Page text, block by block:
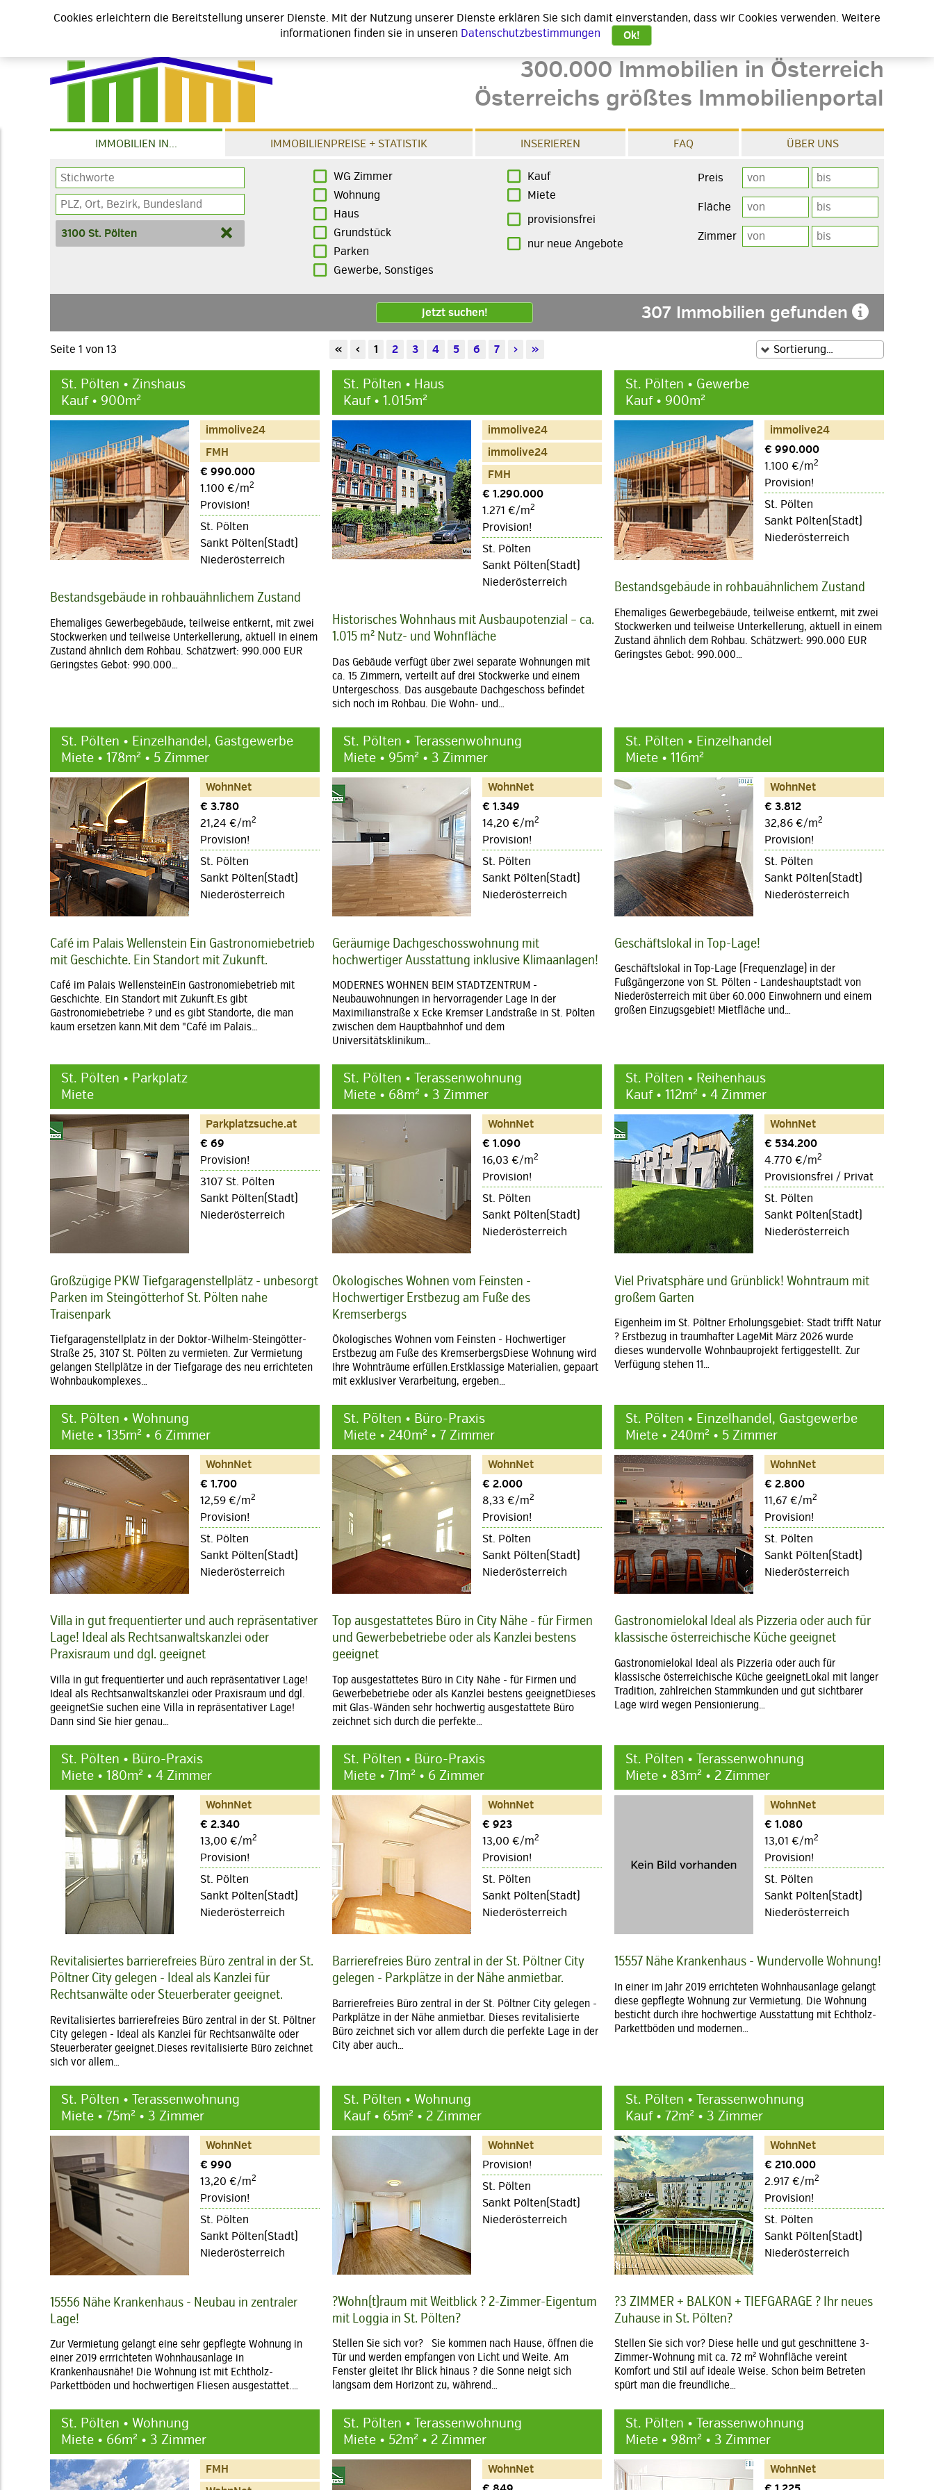
300.000 Immobilien in Österreich
Österreichs größtes Immobilienportal
IMMOBILIEN IN... IMMOBILIENPREISE + STATISTIK INSERIEREN FAQ ÜBER UNS
3100 St. Pölten
WG Zimmer
Wohnung
Haus
Grundstück
Parken
Gewerbe, Sonstiges
Kauf
Miete
provisionsfrei
nur neue Angebote
Preis
Fläche
Zimmer
Jetzt suchen! 307 Immobilien gefunden
Seite 1 von 13 « ‹ 1 2 3 4 5 6 7 › »
St. Pölten • Zinshaus
Kauf • 900m²
immolive24
FMH
€ 990.000
1.100 €/m2
Provision!
St. Pölten
Sankt Pölten(Stadt)
Niederösterreich
Bestandsgebäude in rohbauähnlichem Zustand
Ehemaliges Gewerbegebäude, teilweise entkernt, mit zwei
Stockwerken und teilweise Unterkellerung, aktuell in einem
Zustand ähnlich dem Rohbau. Schätzwert: 990.000 EUR
Geringstes Gebot: 990.000…
St. Pölten • Haus
Kauf • 1.015m²
immolive24
immolive24
FMH
€ 1.290.000
1.271 €/m2
Provision!
St. Pölten
Sankt Pölten(Stadt)
Niederösterreich
Historisches Wohnhaus mit Ausbaupotenzial – ca.
1.015 m² Nutz- und Wohnfläche
Das Gebäude verfügt über zwei separate Wohnungen mit
ca. 15 Zimmern, verteilt auf drei Stockwerke und einem
Untergeschoss. Das ausgebaute Dachgeschoss befindet
sich noch im Rohbau. Die Wohn- und…
St. Pölten • Gewerbe
Kauf • 900m²
immolive24
€ 990.000
1.100 €/m2
Provision!
St. Pölten
Sankt Pölten(Stadt)
Niederösterreich
Bestandsgebäude in rohbauähnlichem Zustand
Ehemaliges Gewerbegebäude, teilweise entkernt, mit zwei
Stockwerken und teilweise Unterkellerung, aktuell in einem
Zustand ähnlich dem Rohbau. Schätzwert: 990.000 EUR
Geringstes Gebot: 990.000…
St. Pölten • Einzelhandel, Gastgewerbe
Miete • 178m² • 5 Zimmer
WohnNet
€ 3.780
21,24 €/m2
Provision!
St. Pölten
Sankt Pölten(Stadt)
Niederösterreich
Café im Palais Wellenstein Ein Gastronomiebetrieb
mit Geschichte. Ein Standort mit Zukunft.
Café im Palais WellensteinEin Gastronomiebetrieb mit
Geschichte. Ein Standort mit Zukunft.Es gibt
Gastronomiebetriebe ? und es gibt Standorte, die man
kaum ersetzen kann.Mit dem "Café im Palais…
St. Pölten • Terassenwohnung
Miete • 95m² • 3 Zimmer
WohnNet
€ 1.349
14,20 €/m2
Provision!
St. Pölten
Sankt Pölten(Stadt)
Niederösterreich
Geräumige Dachgeschosswohnung mit
hochwertiger Ausstattung inklusive Klimaanlagen!
MODERNES WOHNEN BEIM STADTZENTRUM -
Neubauwohnungen in hervorragender Lage In der
Maximilianstraße x Ecke Kremser Landstraße in St. Pölten
zwischen dem Hauptbahnhof und dem
Universitätsklinikum…
St. Pölten • Einzelhandel
Miete • 116m²
WohnNet
€ 3.812
32,86 €/m2
Provision!
St. Pölten
Sankt Pölten(Stadt)
Niederösterreich
Geschäftslokal in Top-Lage!
Geschäftslokal in Top-Lage (Frequenzlage) in der
Fußgängerzone von St. Pölten - Landeshauptstadt von
Niederösterreich mit über 60.000 Einwohnern und einem
großen Einzugsgebiet! Mietfläche und…
St. Pölten • Parkplatz
Miete
Parkplatzsuche.at
€ 69
Provision!
3107 St. Pölten
Sankt Pölten(Stadt)
Niederösterreich
Großzügige PKW Tiefgaragenstellplätz - unbesorgt
Parken im Steingötterhof St. Pölten nahe
Traisenpark
Tiefgaragenstellplatz in der Doktor-Wilhelm-Steingötter-
Straße 25, 3107 St. Pölten zu vermieten. Zur Vermietung
gelangen Stellplätze in der Tiefgarage des neu errichteten
Wohnbaukomplexes…
St. Pölten • Terassenwohnung
Miete • 68m² • 3 Zimmer
WohnNet
€ 1.090
16,03 €/m2
Provision!
St. Pölten
Sankt Pölten(Stadt)
Niederösterreich
Ökologisches Wohnen vom Feinsten -
Hochwertiger Erstbezug am Fuße des
Kremserbergs
Ökologisches Wohnen vom Feinsten - Hochwertiger
Erstbezug am Fuße des KremserbergsDiese Wohnung wird
Ihre Wohnträume erfüllen.Erstklassige Materialien, gepaart
mit exklusiver Verarbeitung, ergeben…
St. Pölten • Reihenhaus
Kauf • 112m² • 4 Zimmer
WohnNet
€ 534.200
4.770 €/m2
Provisionsfrei / Privat
St. Pölten
Sankt Pölten(Stadt)
Niederösterreich
Viel Privatsphäre und Grünblick! Wohntraum mit
großem Garten
Eigenheim im St. Pöltner Erholungsgebiet: Stadt trifft Natur
? Erstbezug in traumhafter LageMit März 2026 wurde
dieses wundervolle Wohnbauprojekt fertiggestellt. Zur
Verfügung stehen 11…
St. Pölten • Wohnung
Miete • 135m² • 6 Zimmer
WohnNet
€ 1.700
12,59 €/m2
Provision!
St. Pölten
Sankt Pölten(Stadt)
Niederösterreich
Villa in gut frequentierter und auch repräsentativer
Lage! Ideal als Rechtsanwaltskanzlei oder
Praxisraum und dgl. geeignet
Villa in gut frequentierter und auch repräsentativer Lage!
Ideal als Rechtsanwaltskanzlei oder Praxisraum und dgl.
geeignetSie suchen eine Villa in repräsentativer Lage!
Dann sind Sie hier genau…
St. Pölten • Büro-Praxis
Miete • 240m² • 7 Zimmer
WohnNet
€ 2.000
8,33 €/m2
Provision!
St. Pölten
Sankt Pölten(Stadt)
Niederösterreich
Top ausgestattetes Büro in City Nähe - für Firmen
und Gewerbebetriebe oder als Kanzlei bestens
geeignet
Top ausgestattetes Büro in City Nähe - für Firmen und
Gewerbebetriebe oder als Kanzlei bestens geeignetDieses
mit Glas-Wänden sehr hochwertig ausgestattete Büro
zeichnet sich durch die perfekte…
St. Pölten • Einzelhandel, Gastgewerbe
Miete • 240m² • 5 Zimmer
WohnNet
€ 2.800
11,67 €/m2
Provision!
St. Pölten
Sankt Pölten(Stadt)
Niederösterreich
Gastronomielokal Ideal als Pizzeria oder auch für
klassische österreichische Küche geeignet
Gastronomielokal Ideal als Pizzeria oder auch für
klassische österreichische Küche geeignetLokal mit langer
Tradition, zahlreichen Stammkunden und gut sichtbarer
Lage wird wegen Pensionierung…
St. Pölten • Büro-Praxis
Miete • 180m² • 4 Zimmer
WohnNet
€ 2.340
13,00 €/m2
Provision!
St. Pölten
Sankt Pölten(Stadt)
Niederösterreich
Revitalisiertes barrierefreies Büro zentral in der St.
Pöltner City gelegen - Ideal als Kanzlei für
Rechtsanwälte oder Steuerberater geeignet.
Revitalisiertes barrierefreies Büro zentral in der St. Pöltner
City gelegen - Ideal als Kanzlei für Rechtsanwälte oder
Steuerberater geeignet.Dieses revitalisierte Büro zeichnet
sich vor allem…
St. Pölten • Büro-Praxis
Miete • 71m² • 6 Zimmer
WohnNet
€ 923
13,00 €/m2
Provision!
St. Pölten
Sankt Pölten(Stadt)
Niederösterreich
Barrierefreies Büro zentral in der St. Pöltner City
gelegen - Parkplätze in der Nähe anmietbar.
Barrierefreies Büro zentral in der St. Pöltner City gelegen -
Parkplätze in der Nähe anmietbar. Dieses revitalisierte
Büro zeichnet sich vor allem durch die perfekte Lage in der
City aber auch…
St. Pölten • Terassenwohnung
Miete • 83m² • 2 Zimmer
WohnNet
€ 1.080
13,01 €/m2
Provision!
St. Pölten
Sankt Pölten(Stadt)
Niederösterreich
15557 Nähe Krankenhaus - Wundervolle Wohnung!
In einer im Jahr 2019 errichteten Wohnhausanlage gelangt
diese gepflegte Wohnung zur Vermietung. Die Wohnung
besticht durch ihre hochwertige Ausstattung mit Echtholz-
Parkettböden und modernen…
St. Pölten • Terassenwohnung
Miete • 75m² • 3 Zimmer
WohnNet
€ 990
13,20 €/m2
Provision!
St. Pölten
Sankt Pölten(Stadt)
Niederösterreich
15556 Nähe Krankenhaus - Neubau in zentraler
Lage!
Zur Vermietung gelangt eine sehr gepflegte Wohnung in
einer 2019 errrichteten Wohnhausanlage in
Krankenhausnähe! Die Wohnung ist mit Echtholz-
Parkettböden und hochwertigen Fliesen ausgestattet.…
St. Pölten • Wohnung
Kauf • 65m² • 2 Zimmer
WohnNet
Provision!
St. Pölten
Sankt Pölten(Stadt)
Niederösterreich
?Wohn(t)raum mit Weitblick ? 2-Zimmer-Eigentum
mit Loggia in St. Pölten?
Stellen Sie sich vor? Sie kommen nach Hause, öffnen die
Tür und werden empfangen von Licht und Weite. Am
Fenster gleitet Ihr Blick hinaus ? die Sonne neigt sich
langsam dem Horizont zu, während…
St. Pölten • Terassenwohnung
Kauf • 72m² • 3 Zimmer
WohnNet
€ 210.000
2.917 €/m2
Provision!
St. Pölten
Sankt Pölten(Stadt)
Niederösterreich
?3 ZIMMER + BALKON + TIEFGARAGE ? Ihr neues
Zuhause in St. Pölten?
Stellen Sie sich vor? Diese helle und gut geschnittene 3-
Zimmer-Wohnung mit ca. 72 m² Wohnfläche vereint
Komfort und Stil auf ideale Weise. Schon beim Betreten
spürt man die freundliche…
St. Pölten • Wohnung
Miete • 66m² • 3 Zimmer
FMH
St. Pölten • Terassenwohnung
Miete • 52m² • 2 Zimmer
WohnNet
St. Pölten • Terassenwohnung
Miete • 98m² • 3 Zimmer
WohnNet
Cookies erleichtern die Bereitstellung unserer Dienste. Mit der Nutzung unserer Dienste erklären Sie sich damit einverstanden, dass wir Cookies verwenden. Weitere
informationen finden sie in unseren Datenschutzbestimmungen Ok!